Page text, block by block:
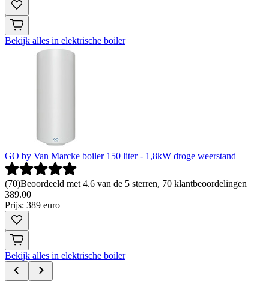
Bekijk alles in elektrische boiler
GO by Van Marcke boiler 150 liter - 1,8kW droge weerstand
(70)Beoordeeld met 4.6 van de 5 sterren, 70 klantbeoordelingen
389.00
Prijs: 389 euro
Bekijk alles in elektrische boiler